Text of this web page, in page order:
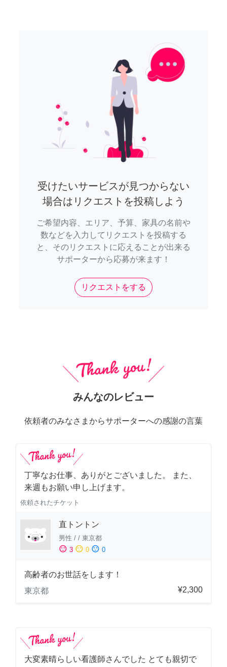
受けたいサービスが見つからない
場合はリクエストを投稿しよう
ご希望内容、エリア、予算、家具の名前や
数などを入力してリクエストを投稿する
と、そのリクエストに応えることが出来る
サポーターから応募が来ます！
リクエストをする
みんなのレビュー
依頼者のみなさまからサポーターへの感謝の言葉
丁寧なお仕事、ありがとございました。 また、
来週もお願い申し上げます。
依頼されたチケット
直トントン
男性 / / 東京都
sentiment_satisfied 3 sentiment_neutral 0 sentiment_dissatisfied 0
高齢者のお世話をします！
東京都
¥2,300
大変素晴らしい看護師さんでした とても親切で